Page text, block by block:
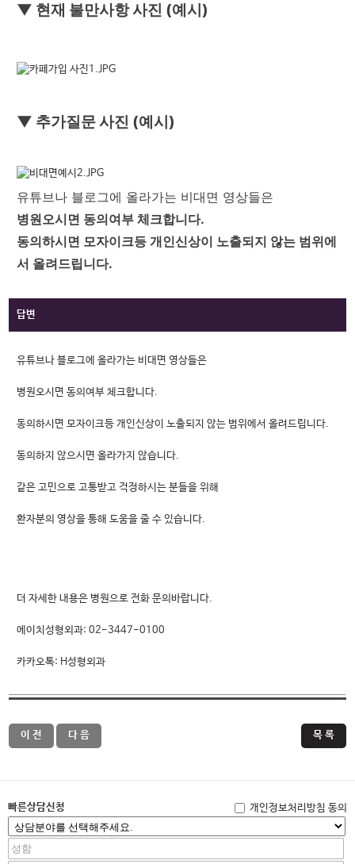
▼ 현재 불만사항 사진 (예시)
▼ 추가질문 사진 (예시)
유튜브나 블로그에 올라가는 비대면 영상들은
병원오시면 동의여부 체크합니다.
동의하시면 모자이크등 개인신상이 노출되지 않는 범위에
서 올려드립니다.
답변
유튜브나 블로그에 올라가는 비대면 영상들은
병원오시면 동의여부 체크합니다.
동의하시면 모자이크등 개인신상이 노출되지 않는 범위에서 올려드립니다.
동의하지 않으시면 올라가지 않습니다.
같은 고민으로 고통받고 걱정하시는 분들을 위해
환자분의 영상을 통해 도움을 줄 수 있습니다.
더 자세한 내용은 병원으로 전화 문의바랍니다.
에이치성형외과: 02-3447-0100
카카오톡: H성형외과
이 전 다 음 목 록
빠른상담신청 개인정보처리방침 동의